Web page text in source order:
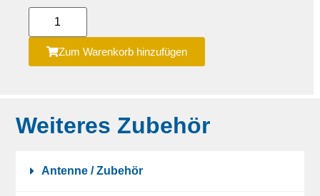
Zum Warenkorb hinzufügen
Weiteres Zubehör
Antenne / Zubehör